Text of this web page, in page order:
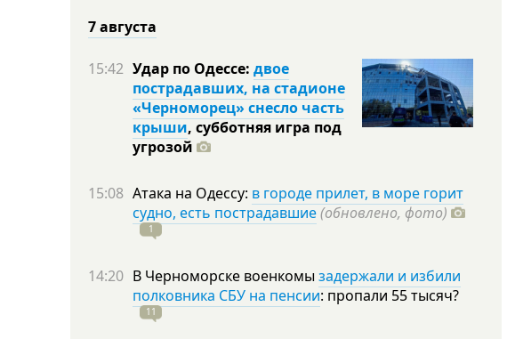
7 августа
15:42 Удар по Одессе: двое
пострадавших, на стадионе
«Черноморец» снесло часть
крыши, субботняя игра под
угрозой
15:08 Атака на Одессу: в городе прилет, в море горит
судно, есть пострадавшие(обновлено, фото)
1
14:20 В Черноморске военкомы задержали и избили
полковника СБУ на пенсии: пропали 55тысяч?
11